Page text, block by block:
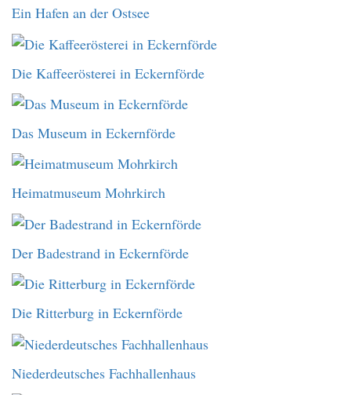
Ein Hafen an der Ostsee
Die Kaffeerösterei in Eckernförde
Das Museum in Eckernförde
Heimatmuseum Mohrkirch
Der Badestrand in Eckernförde
Die Ritterburg in Eckernförde
Niederdeutsches Fachhallenhaus